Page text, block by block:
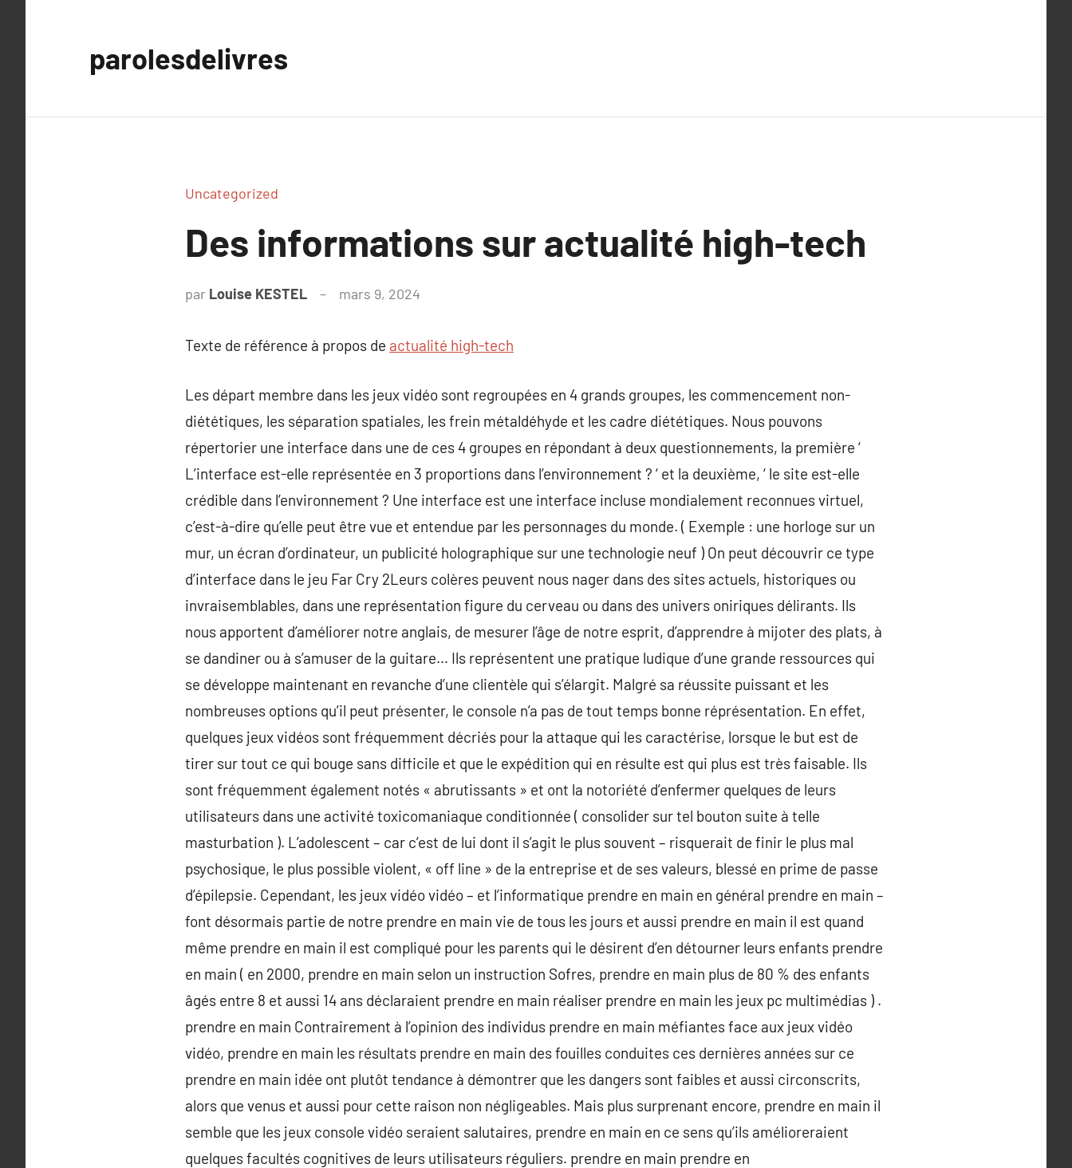
parolesdelivres
Uncategorized
Des informations sur actualité high-tech
par Louise KESTEL mars 9, 2024
Texte de référence à propos de actualité high-tech
Les départ membre dans les jeux vidéo sont regroupées en 4 grands groupes, les commencement non-
diététiques, les séparation spatiales, les frein métaldéhyde et les cadre diététiques. Nous pouvons
répertorier une interface dans une de ces 4 groupes en répondant à deux questionnements, la première ‘
L’interface est-elle représentée en 3 proportions dans l’environnement ? ‘ et la deuxième, ‘ le site est-elle
crédible dans l’environnement ? Une interface est une interface incluse mondialement reconnues virtuel,
c’est-à-dire qu’elle peut être vue et entendue par les personnages du monde. ( Exemple : une horloge sur un
mur, un écran d’ordinateur, un publicité holographique sur une technologie neuf ) On peut découvrir ce type
d’interface dans le jeu Far Cry 2Leurs colères peuvent nous nager dans des sites actuels, historiques ou
invraisemblables, dans une représentation figure du cerveau ou dans des univers oniriques délirants. Ils
nous apportent d’améliorer notre anglais, de mesurer l’âge de notre esprit, d’apprendre à mijoter des plats, à
se dandiner ou à s’amuser de la guitare… Ils représentent une pratique ludique d’une grande ressources qui
se développe maintenant en revanche d’une clientèle qui s’élargit. Malgré sa réussite puissant et les
nombreuses options qu’il peut présenter, le console n’a pas de tout temps bonne réprésentation. En effet,
quelques jeux vidéos sont fréquemment décriés pour la attaque qui les caractérise, lorsque le but est de
tirer sur tout ce qui bouge sans difficile et que le expédition qui en résulte est qui plus est très faisable. Ils
sont fréquemment également notés « abrutissants » et ont la notoriété d’enfermer quelques de leurs
utilisateurs dans une activité toxicomaniaque conditionnée ( consolider sur tel bouton suite à telle
masturbation ). L’adolescent – car c’est de lui dont il s’agit le plus souvent – risquerait de finir le plus mal
psychosique, le plus possible violent, « off line » de la entreprise et de ses valeurs, blessé en prime de passe
d’épilepsie. Cependant, les jeux vidéo vidéo – et l’informatique prendre en main en général prendre en main –
font désormais partie de notre prendre en main vie de tous les jours et aussi prendre en main il est quand
même prendre en main il est compliqué pour les parents qui le désirent d’en détourner leurs enfants prendre
en main ( en 2000, prendre en main selon un instruction Sofres, prendre en main plus de 80 % des enfants
âgés entre 8 et aussi 14 ans déclaraient prendre en main réaliser prendre en main les jeux pc multimédias ) .
prendre en main Contrairement à l’opinion des individus prendre en main méfiantes face aux jeux vidéo
vidéo, prendre en main les résultats prendre en main des fouilles conduites ces dernières années sur ce
prendre en main idée ont plutôt tendance à démontrer que les dangers sont faibles et aussi circonscrits,
alors que venus et aussi pour cette raison non négligeables. Mais plus surprenant encore, prendre en main il
semble que les jeux console vidéo seraient salutaires, prendre en main en ce sens qu’ils amélioreraient
quelques facultés cognitives de leurs utilisateurs réguliers. prendre en main prendre en